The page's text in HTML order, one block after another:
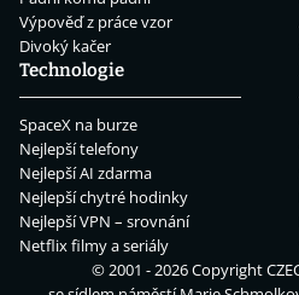
Výpověď z práce vzor
Divoký kačer
Technologie
SpaceX na burze
Nejlepší telefony
Nejlepší AI zdarma
Nejlepší chytré hodinky
Nejlepší VPN – srovnání
Netflix filmy a seriály
© 2001 - 2026 Copyright